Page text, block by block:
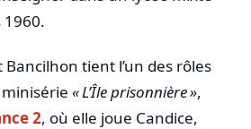
1960.
tient l’un des rôles
« L’Île prisonnière »,
2, où elle joue Candice,